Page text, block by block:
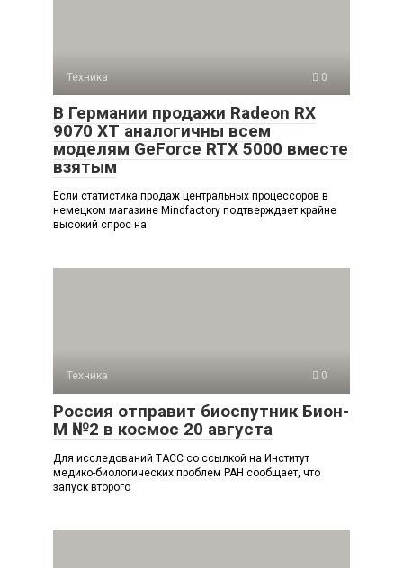
Техника 0
В Германии продажи Radeon RX
9070 XT аналогичны всем
моделям GeForce RTX 5000 вместе
взятым
Если статистика продаж центральных процессоров в
немецком магазине Mindfactory подтверждает крайне
высокий спрос на
Техника 0
Россия отправит биоспутник Бион-
М №2 в космос 20 августа
Для исследований ТАСС со ссылкой на Институт
медико-биологических проблем РАН сообщает, что
запуск второго